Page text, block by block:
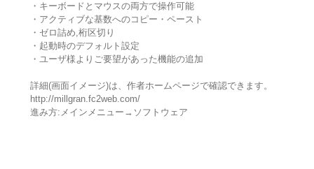
・キーボードとマウスの両方で操作可能
・アクティブな基数へのコピー・ペースト
・ゼロ詰め,桁区切り
・起動時のデフォルト設定
・ユーザ様よりご要望があった機能の追加
詳細(画面イメージ)は、作者ホームページで確認できます。
http://millgran.fc2web.com/
進み方:メインメニュー→ソフトウェア